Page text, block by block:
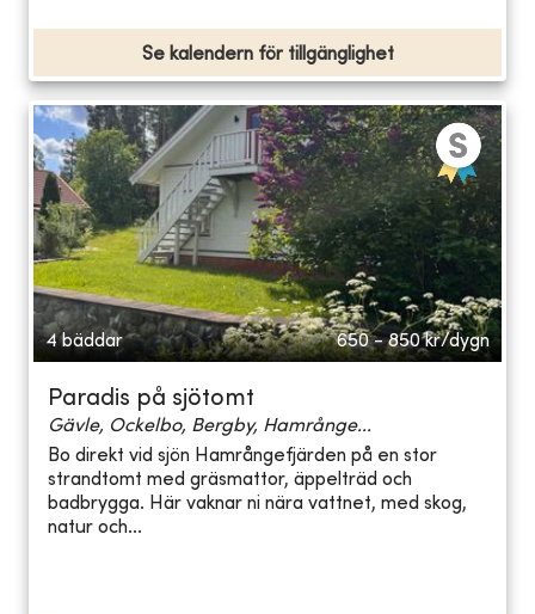
Se kalendern för tillgänglighet
4 bäddar 650 - 850 kr/dygn
Paradis på sjötomt
Gävle, Ockelbo, Bergby, Hamrånge...
Bo direkt vid sjön Hamrångefjärden på en stor
strandtomt med gräsmattor, äppelträd och
badbrygga. Här vaknar ni nära vattnet, med skog,
natur och...